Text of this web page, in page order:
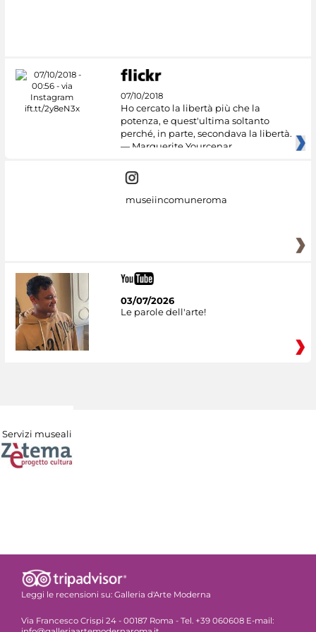
07/10/2018
Ho cercato la libertà più che la
potenza, e quest'ultima soltanto
perché, in parte, secondava la libertà.
— Marguerite Yourcenar
museiincomuneroma
03/07/2026
Le parole dell'arte!
Servizi museali
Leggi le recensioni su: Galleria d'Arte Moderna
Via Francesco Crispi 24 - 00187 Roma - Tel. +39 060608 E-mail: